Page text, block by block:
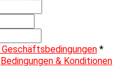
*
Bedingungen & Konditionen